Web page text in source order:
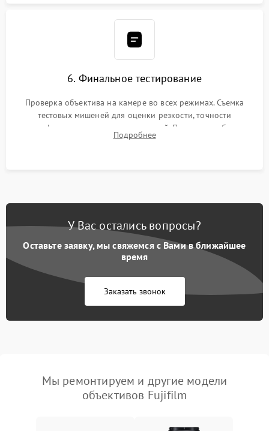
6. Финальное тестирование
Проверка объектива на камере во всех режимах. Съемка
тестовых мишеней для оценки резкости, точности
автофокуса и отсутствия искажений. Проверка работы
диафрагмы на закрытых значениях и тестирование
Подробнее
У Вас остались вопросы?
Оставьте заявку, мы свяжемся с Вами в ближайшее
время
Заказать звонок
Мы ремонтируем и другие модели
объективов Fujifilm